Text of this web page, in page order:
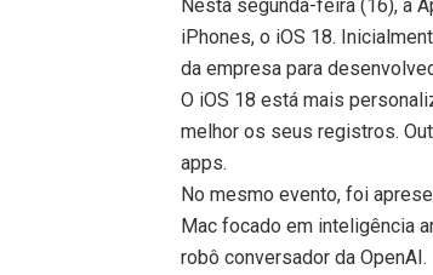
Nesta segunda-feira (16), a
iPhones, o iOS 18.
da empresa para
O iOS 18 está mais
melhor os seus registros.
apps.
No mesmo evento, foi
Mac focado em inteligência
robô conversador da OpenAI.